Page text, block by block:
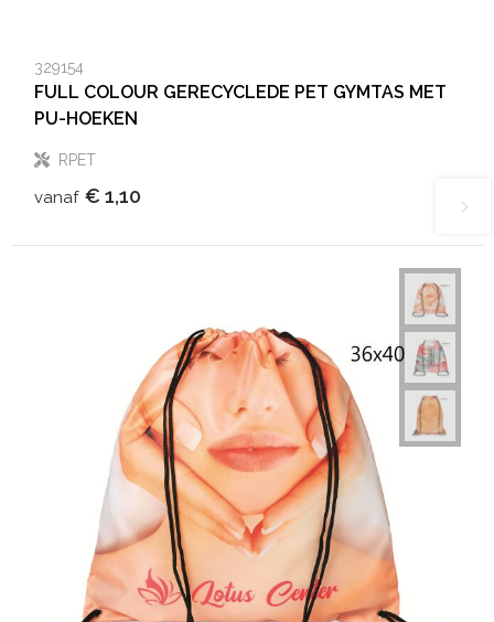
329154
FULL COLOUR GERECYCLEDE PET GYMTAS MET
PU-HOEKEN
RPET
vanaf € 1,10